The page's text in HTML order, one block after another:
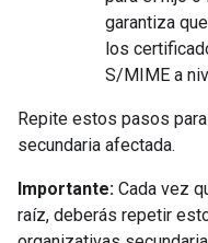
garantiza
los
S/MIME a
Repite estos pasos
secundaria afectada.
Importante: Cada vez
raíz, deberás repetir